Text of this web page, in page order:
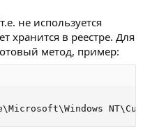
и прочее
не используется
хранится в реестре. Для
метод, пример: